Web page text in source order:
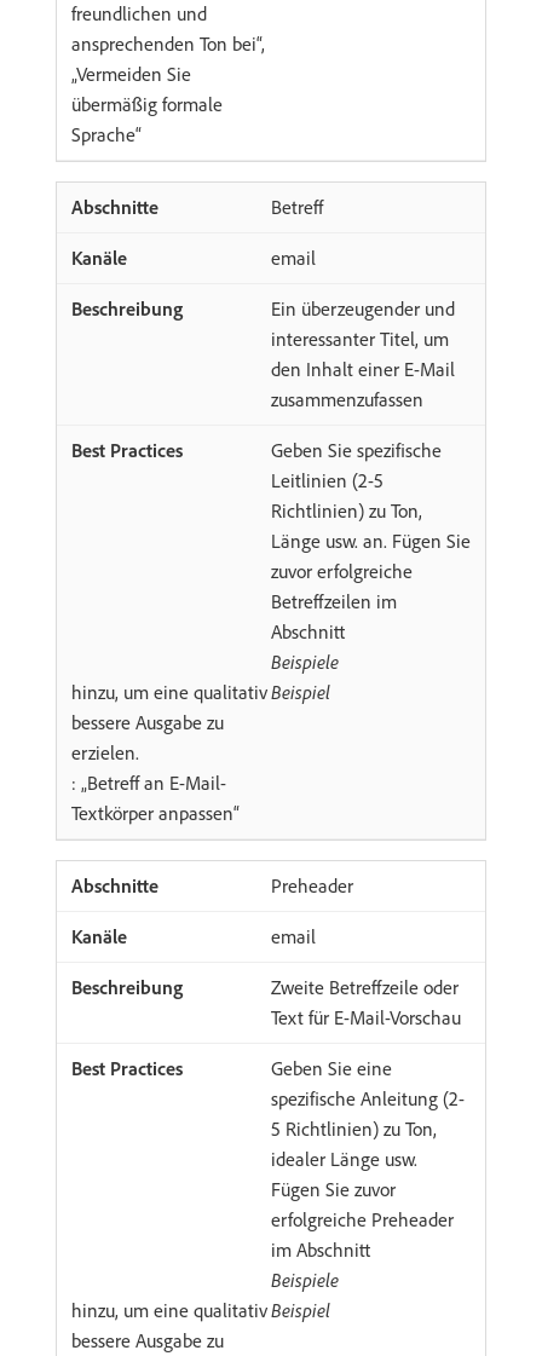
freundlichen und
ansprechenden Ton bei“,
„Vermeiden Sie
übermäßig formale
Sprache“
Betreff
email
Ein überzeugender und
interessanter Titel, um
den Inhalt einer E-Mail
zusammenzufassen
Geben Sie spezifische
Leitlinien (2-5
Richtlinien) zu Ton,
Länge usw. an. Fügen Sie
zuvor erfolgreiche
Betreffzeilen im
Abschnitt
Beispiele
hinzu, um eine qualitativ
bessere Ausgabe zu
erzielen.
Beispiel
: „Betreff an E-Mail-
Textkörper anpassen“
Preheader
email
Zweite Betreffzeile oder
Text für E-Mail-Vorschau
Geben Sie eine
spezifische Anleitung (2-
5 Richtlinien) zu Ton,
idealer Länge usw.
Fügen Sie zuvor
erfolgreiche Preheader
im Abschnitt
Beispiele
hinzu, um eine qualitativ
bessere Ausgabe zu
Beispiel